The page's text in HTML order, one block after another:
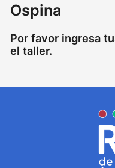
Ospina
Por favor ingresa
el taller.